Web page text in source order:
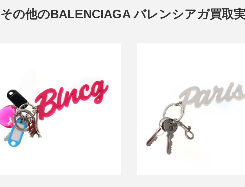
その他のBALENCIAGA バレンシアガ買取
バレンシアガ Hourglass Soft Keyring
Charm マルチチャーム キーリング
買取金額38,400円
バレンシアガ Paris Keyring charm
リング
買取金額18,000円
詳しく見る